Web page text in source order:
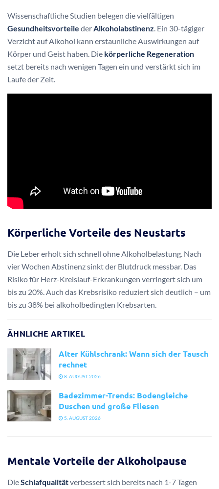
Wissenschaftliche Studien belegen die vielfältigen
Gesundheitsvorteile der Alkoholabstinenz . Ein 30-tägiger
Verzicht auf Alkohol kann erstaunliche Auswirkungen auf
Körper und Geist haben. Die körperliche Regeneration
setzt bereits nach wenigen Tagen ein und verstärkt sich im
Laufe der Zeit.
Körperliche Vorteile des Neustarts
Die Leber erholt sich schnell ohne Alkoholbelastung. Nach
vier Wochen Abstinenz sinkt der Blutdruck messbar. Das
Risiko für Herz-Kreislauf-Erkrankungen verringert sich um
bis zu 20%. Auch das Krebsrisiko reduziert sich deutlich – um
bis zu 38% bei alkoholbedingten Krebsarten.
ÄHNLICHE ARTIKEL
Alter Kühlschrank: Wann sich der Tausch
rechnet
8. AUGUST 2026
Badezimmer-Trends: Bodengleiche
Duschen und große Fliesen
5. AUGUST 2026
Mentale Vorteile der Alkoholpause
DieSchlafqualitätverbessert sich bereits nach 1-7 Tagen